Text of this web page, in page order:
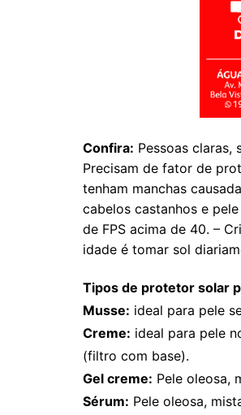
Confira: Pessoas claras,
Precisam de fator de
tenham manchas
cabelos castanhos e
de FPS acima de 40. –
idade é tomar sol
Tipos de protetor solar
Musse: ideal para pele
Creme: ideal para pele
(filtro com base).
Gel creme: Pele oleosa,
Sérum: Pele oleosa,